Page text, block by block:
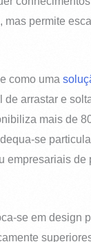
mas permite
como uma
de arrastar e
mais de
se
empresariais de
se em design